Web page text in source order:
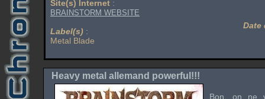
Site(s) Internet :
BRAINSTORM WEBSITE
Label(s) :
Metal Blade
Date
Heavy metal allemand powerful!!!
Bon, on ne